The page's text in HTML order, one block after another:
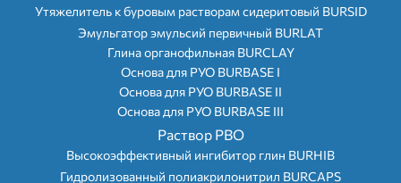
Утяжелитель к буровым растворам сидеритовый BURSID
Эмульгатор эмульсий первичный BURLAT
Глина органофильная BURCLAY
Основа для РУО BURBASE I
Основа для РУО BURBASE II
Основа для РУО BURBASE III
Раствор РВО
Высокоэффективный ингибитор глин BURHIB
Гидролизованный полиакрилонитрил BURCAPS